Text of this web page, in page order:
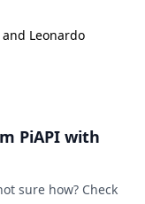
PiAPI with
sure how? Check